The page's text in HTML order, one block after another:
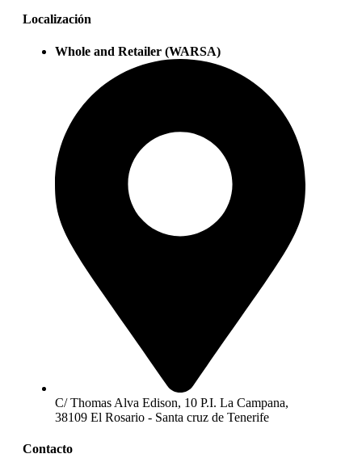
Localización
Whole and Retailer (WARSA)
C/ Thomas Alva Edison, 10 P.I. La Campana,
38109 El Rosario - Santa cruz de Tenerife
Contacto